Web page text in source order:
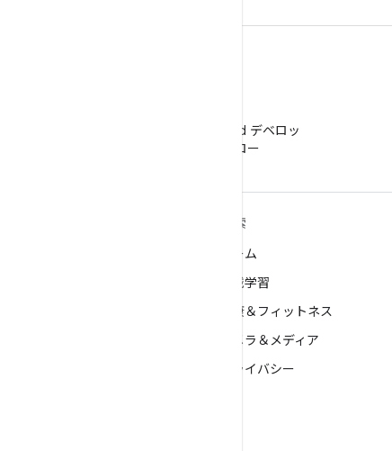
WeChat で Android デベロッ
パーをフォロー
探索
ゲーム
機械学習
健康＆フィットネス
カメラ＆メディア
プライバシー